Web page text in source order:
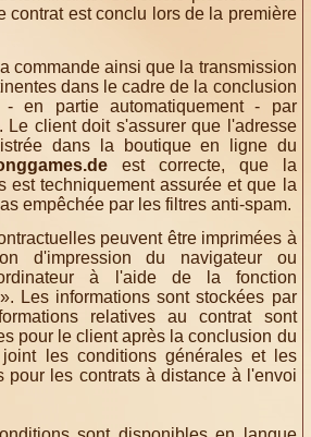
contrat est conclu lors de la première
commande ainsi que la transmission
dans le cadre de la conclusion
en partie automatiquement - par
Le client doit s'assurer que l'adresse
dans la boutique en ligne du
est correcte, que la
est techniquement assurée et que la
empêchée par les filtres anti-spam.
peuvent être imprimées à
d'impression du navigateur ou
à l'aide de la fonction
Les informations sont stockées par
relatives au contrat sont
pour le client après la conclusion du
les conditions générales et les
pour les contrats à distance à l'envoi